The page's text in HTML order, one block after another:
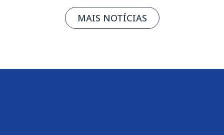
MAIS NOTÍCIAS